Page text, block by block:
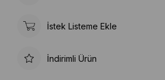
İstek Listeme Ekle
İndirimli Ürün